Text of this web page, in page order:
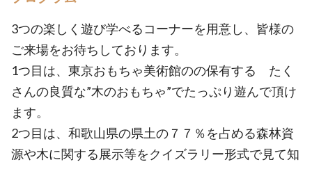
3つの楽しく遊び学べるコーナーを用意し、皆様の
ご来場をお待ちしております。
1つ目は、東京おもちゃ美術館のの保有する たく
さんの良質な”木のおもちゃ”でたっぷり遊んで頂け
ます。
2つ目は、和歌山県の県土の７７％を占める森林資
源や木に関する展示等をクイズラリー形式で見て知